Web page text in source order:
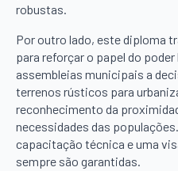
robustas.
Por outro lado, este diploma
para reforçar o papel do
assembleias municipais a
terrenos rústicos para
reconhecimento da
necessidades das
capacitação técnica e uma
sempre são garantidas.